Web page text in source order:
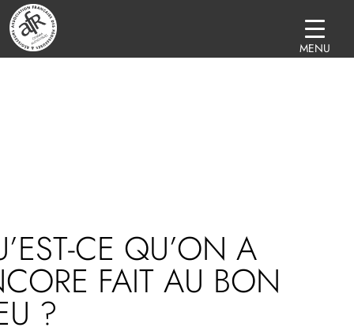
CE QU’ON A
FAIT AU BON
?
MENU